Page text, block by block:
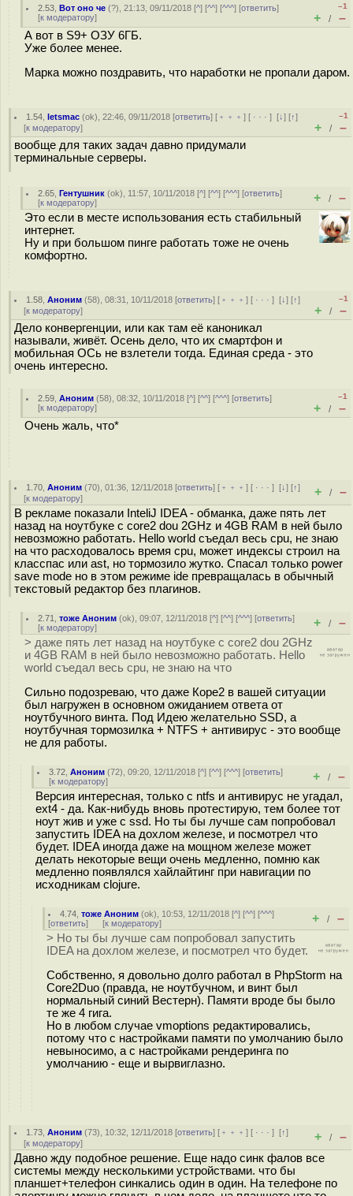
2.53 ,Вот оно че (?), 21:13, 09/11/2018 [^] [^^] [^^^] [ответить]
[к модератору]
–1
+ / –
А вот в S9+ ОЗУ 6ГБ.
Уже более менее.
Марка можно поздравить, что наработки не пропали даром.
1.54 ,letsmac (ok), 22:46, 09/11/2018 [ответить] [ ﹢﹢﹢] [ · · ·][↓] [↑]
[к модератору]
–1
+ / –
вообще для таких задач давно придумали
терминальные серверы.
2.65 ,Гентушник (ok), 11:57, 10/11/2018 [^] [^^] [^^^] [ответить]
[к модератору] + / –
Это если в месте использования есть стабильный
интернет.
Ну и при большом пинге работать тоже не очень
комфортно.
1.58 ,Аноним (58), 08:31, 10/11/2018 [ответить] [ ﹢﹢﹢] [ · · ·][↓] [↑]
[к модератору]
–1
+ / –
Дело конвергенции, или как там её каноникал
называли, живёт. Осень дело, что их смартфон и
мобильная ОСь не взлетели тогда. Единая среда - это
очень интересно.
2.59 ,Аноним (58), 08:32, 10/11/2018 [^] [^^] [^^^] [ответить]
[к модератору]
–1
+ / –
Очень жаль, что*
1.70 ,Аноним (70), 01:36, 12/11/2018 [ответить] [ ﹢﹢﹢] [ · · ·][↓] [↑]
[к модератору] + / –
В рекламе показали InteliJ IDEA - обманка, даже пять лет
назад на ноутбуке с core2 dou 2GHz и 4GB RAМ в ней было
невозможно работать. Hello world съедал весь cpu, не знаю
на что расходовалось время cpu, может индексы строил на
класспас или ast, но тормозило жутко. Спасал только power
save mode но в этом режиме ide превращалась в обычный
текстовый редактор без плагинов.
2.71 ,тоже Аноним (ok), 09:07, 12/11/2018 [^] [^^] [^^^] [ответить]
[к модератору] + / –
> даже пять лет назад на ноутбуке с core2 dou 2GHz
и 4GB RAМ в ней было невозможно работать. Hello
world съедал весь cpu, не знаю на что
Сильно подозреваю, что даже Коре2 в вашей ситуации
был нагружен в основном ожиданием ответа от
ноутбучного винта. Под Идею желательно SSD, а
ноутбучная тормозилка + NTFS + антивирус - это вообще
не для работы.
3.72 ,Аноним (72), 09:20, 12/11/2018 [^] [^^] [^^^] [ответить]
[к модератору] + / –
Версия интересная, только с ntfs и антивирус не угадал,
ext4 - да. Как-нибудь вновь протестирую, тем более тот
ноут жив и уже с ssd. Но ты бы лучше сам попробовал
запустить IDEA на дохлом железе, и посмотрел что
будет. IDEA иногда даже на мощном железе может
делать некоторые вещи очень медленно, помню как
медленно появлялся хайлайтинг при навигации по
исходникам clojure.
4.74 ,тоже Аноним (ok), 10:53, 12/11/2018 [^] [^^] [^^^]
[ответить] [к модератору] + / –
> Но ты бы лучше сам попробовал запустить
IDEA на дохлом железе, и посмотрел что будет.
Собственно, я довольно долго работал в PhpStorm на
Core2Duo (правда, не ноутбучном, и винт был
нормальный синий Вестерн). Памяти вроде бы было
те же 4 гига.
Но в любом случае vmoptions редактировались,
потому что с настройками памяти по умолчанию было
невыносимо, а с настройками рендеринга по
умолчанию - еще и вырвиглазно.
1.73 ,Аноним (73), 10:32, 12/11/2018 [ответить] [ ﹢﹢﹢] [ · · ·][↑]
[к модератору] + / –
Давно жду подобное решение. Еще надо синк фалов все
системы между несколькими устройствами. что бы
планшет+телефон синкались один в один. На телефоне по